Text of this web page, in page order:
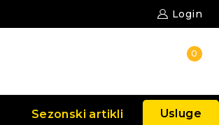
Login
0
Sezonski artikli Usluge